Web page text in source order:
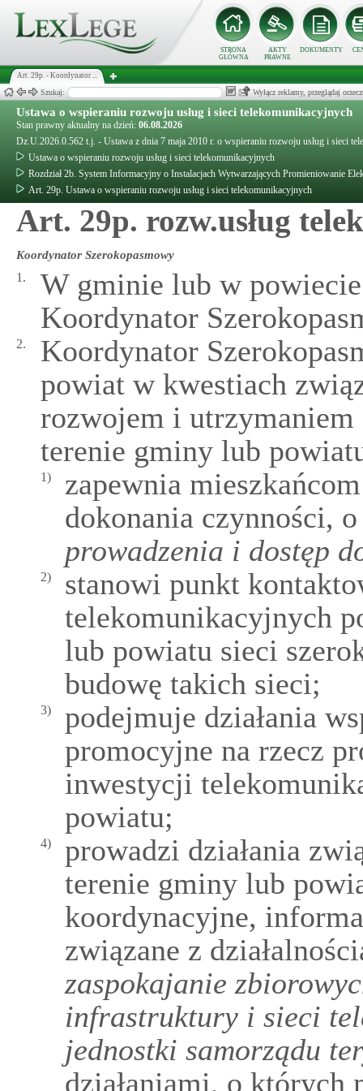
STRONA
GŁÓWNA
AKTY
PRAWNE
DOKUMENTY
Art. 29p. - Koordynator ...
Szukaj: Wyłącz reklamy, przeglądaj
Ustawa o wspieraniu rozwoju usług i sieci telekomunikacyjnych
Stan prawny aktualny na dzień: 06.08.2026
Dz.U.2026.0.562 t.j. - Ustawa z dnia 7 maja 2010 r. o wspieraniu rozwoju usług i sieci
Ustawa o wspieraniu rozwoju usług i sieci telekomunikacyjnych
Rozdział 2b. System Informacyjny o Instalacjach Wytwarzających Promieniowanie
Art. 29p. Ustawa o wspieraniu rozwoju usług i sieci telekomunikacyjnych
Art. 29p. rozw.usług
Koordynator Szerokopasmowy
1.
W gminie lub w
Koordynator
2.
Koordynator
powiat w kwestiach
rozwojem i utrzymaniem
terenie gminy lub
1)
zapewnia
dokonania czynności,
prowadzenia i dostęp
2)
stanowi punkt
telekomunikacyjnych
lub powiatu sieci
budowę takich sieci;
3)
podejmuje działania
promocyjne na rzecz
inwestycji
powiatu;
4)
prowadzi działania
terenie gminy lub
koordynacyjne,
związane z
zaspokajanie
infrastruktury i sieci
jednostki samorządu
działaniami, o których